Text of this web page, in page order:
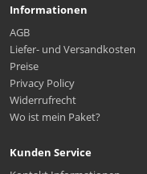
Informationen
AGB
Liefer- und Versandkosten
Preise
Privacy Policy
Widerrufrecht
Wo ist mein Paket?
Kunden Service